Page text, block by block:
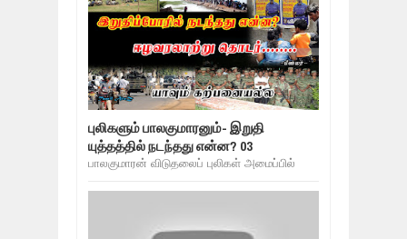
புலிகளும் பாலகுமாரனும்- இறுதி
யுத்தத்தில் நடந்தது என்ன? 03
பாலகுமாரன் விடுதலைப் புலிகள் அமைப்பில்